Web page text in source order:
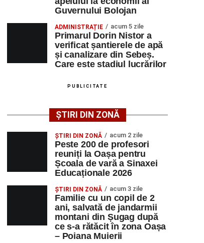
Guvernului Bolojan
ADMINISTRAȚIE acum 5 zile
Primarul Dorin Nistor a
verificat șantierele de apă
și canalizare din Sebeș.
Care este stadiul lucrărilor
PUBLICITATE
ȘTIRI DIN ZONĂ
ȘTIRI DIN ZONĂ acum 2 zile
Peste 200 de profesori
reuniți la Oașa pentru
Școala de vară a Sinaxei
Educaționale 2026
ȘTIRI DIN ZONĂ acum 3 zile
Familie cu un copil de 2
ani, salvată de jandarmii
montani din Șugag după
ce s-a rătăcit în zona Oașa
– Poiana Muierii